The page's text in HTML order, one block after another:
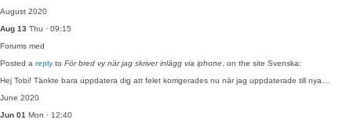
August 2020
Aug 13 Thu · 09:15
Forums med
Posted a reply to För bred vy när jag skriver inlägg via iphone , on the site Svenska:
Hej Tobi! Tänkte bara uppdatera dig att felet korrigerades nu när jag uppdaterade till nya…
June 2020
Jun 01 Mon · 12:40